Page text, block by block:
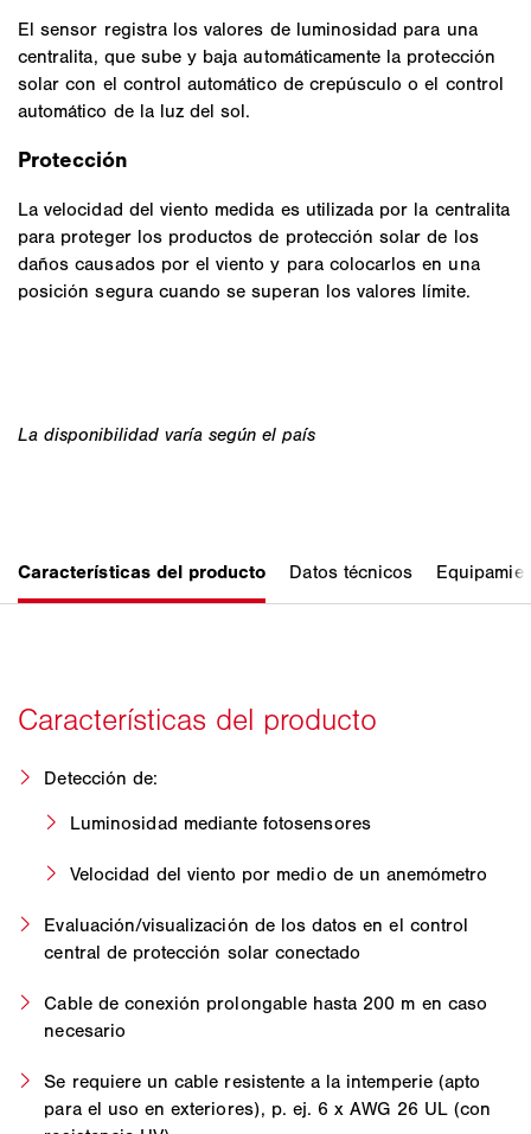
El sensor registra los valores de luminosidad para una
centralita, que sube y baja automáticamente la protección
solar con el control automático de crepúsculo o el control
automático de la luz del sol.
Protección
La velocidad del viento medida es utilizada por la centralita
para proteger los productos de protección solar de los
daños causados por el viento y para colocarlos en una
posición segura cuando se superan los valores límite.
Detección de:
Luminosidad mediante fotosensores
Velocidad del viento por medio de un anemómetro
Evaluación/visualización de los datos en el control
central de protección solar conectado
Cable de conexión prolongable hasta 200 m en caso
necesario
Se requiere un cable resistente a la intemperie (apto
para el uso en exteriores), p. ej. 6 x AWG 26 UL (con